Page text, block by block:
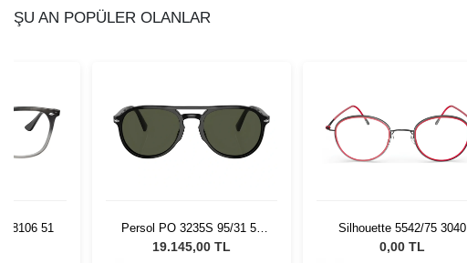
ŞU AN POPÜLER OLANLAR
8106 51
Persol PO 3235S 95/31 55
Unisex Güneş Gözlüğü
19.145,00 TL
Silhouette 5542/75 3040
47/22
0,00 TL